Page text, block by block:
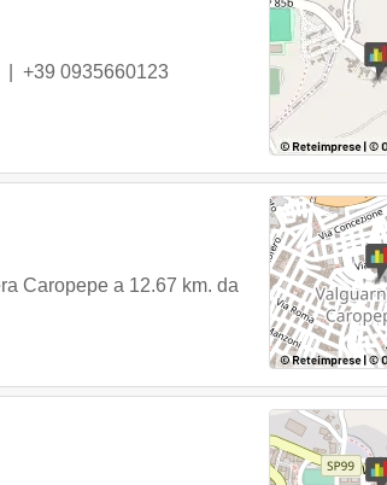
| +39 0935660123
Caropepe a 12.67 km. da